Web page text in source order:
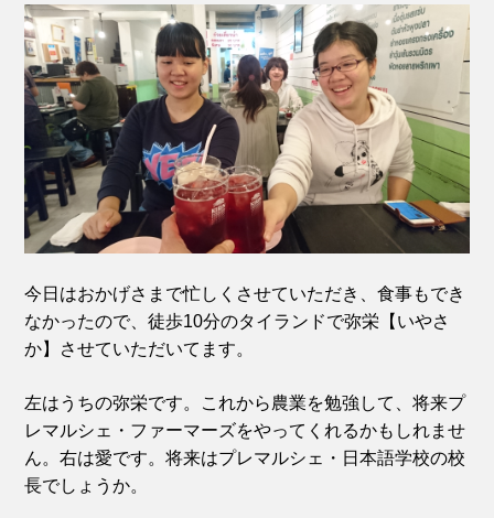
今日はおかげさまで忙しくさせていただき、食事もでき
なかったので、徒歩10分のタイランドで弥栄【いやさ
か】させていただいてます。
左はうちの弥栄です。これから農業を勉強して、将来プ
レマルシェ・ファーマーズをやってくれるかもしれませ
ん。右は愛です。将来はプレマルシェ・日本語学校の校
長でしょうか。